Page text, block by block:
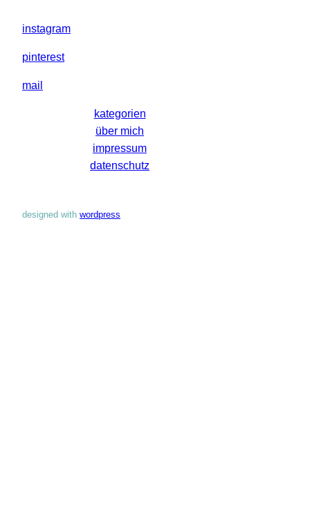
instagram
pinterest
mail
kategorien
über mich
impressum
datenschutz
designed with wordpress